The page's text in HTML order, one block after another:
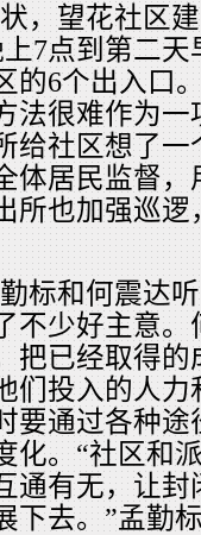
，望花社区
7点到第二
的6个出入口
法很难作为
给社区想了
体居民监督
所也加强巡
标和何震达
不少好主意
把已经取得
们投入的人
要通过各种
化。“社区和
通有无，让
下去。”孟勤